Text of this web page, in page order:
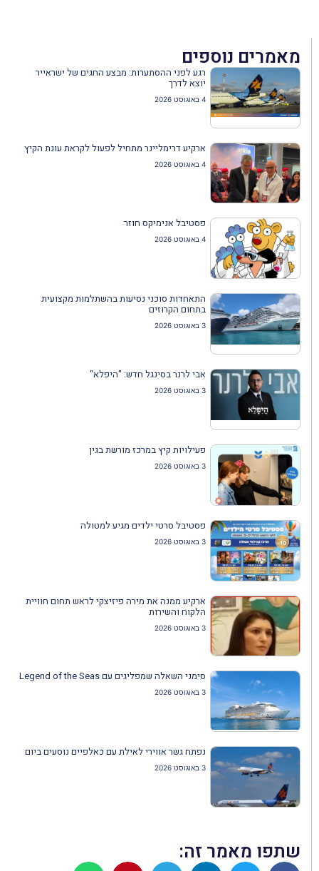
מאמרים נוספים
רגע לפני ההסתערות: מבצע החגים של ישראייר
יוצא לדרך
4 באוגוסט 2026
ארקיע דרימליינר מתחיל לפעול לקראת עונת הקיץ
4 באוגוסט 2026
פסטיבל אנימיקס חוזר
4 באוגוסט 2026
התאחדות סוכני נסיעות בהשתלמות מקצועית
בתחום הקרוזים
3 באוגוסט 2026
אבי לרנר בסינגל חדש: "היפלא"
3 באוגוסט 2026
פעילויות קיץ במרכז מורשת בגין
3 באוגוסט 2026
פסטיבל סרטי ילדים מגיע למטולה
3 באוגוסט 2026
ארקיע ממנה את מירה פיזיצקי לראש תחום חוויית
הלקוח והשירות
3 באוגוסט 2026
סימני השאלה שמפליגים עם Legend of the Seas
3 באוגוסט 2026
נפתח גשר אווירי לאילת עם כאלפיים נוסעים ביום
3 באוגוסט 2026
שתפו מאמר זה: